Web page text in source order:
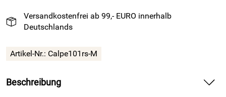
Versandkostenfrei ab 99,- EURO innerhalb
Deutschlands
Artikel-Nr.: Calpe101rs-M
Beschreibung